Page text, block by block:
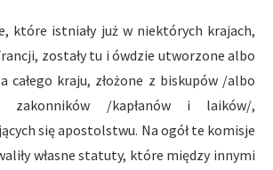
które istniały już w niektórych krajach,
zostały tu i ówdzie utworzone albo
całego kraju, złożone z biskupów /albo
zakonników /kapłanów i laików/,
się apostolstwu. Na ogół te komisje
własne statuty, które między innymi